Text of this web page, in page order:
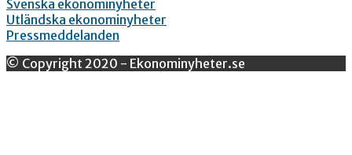
Svenska ekonominyheter
Utländska ekonominyheter
Pressmeddelanden
© Copyright 2020 - Ekonominyheter.se